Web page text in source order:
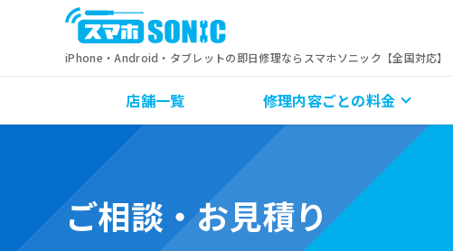
iPhone・Android・タブレットの即日修理ならスマホソニック【全国対応】
店舗一覧 修理内容ごとの料金
ご相談・お見積り